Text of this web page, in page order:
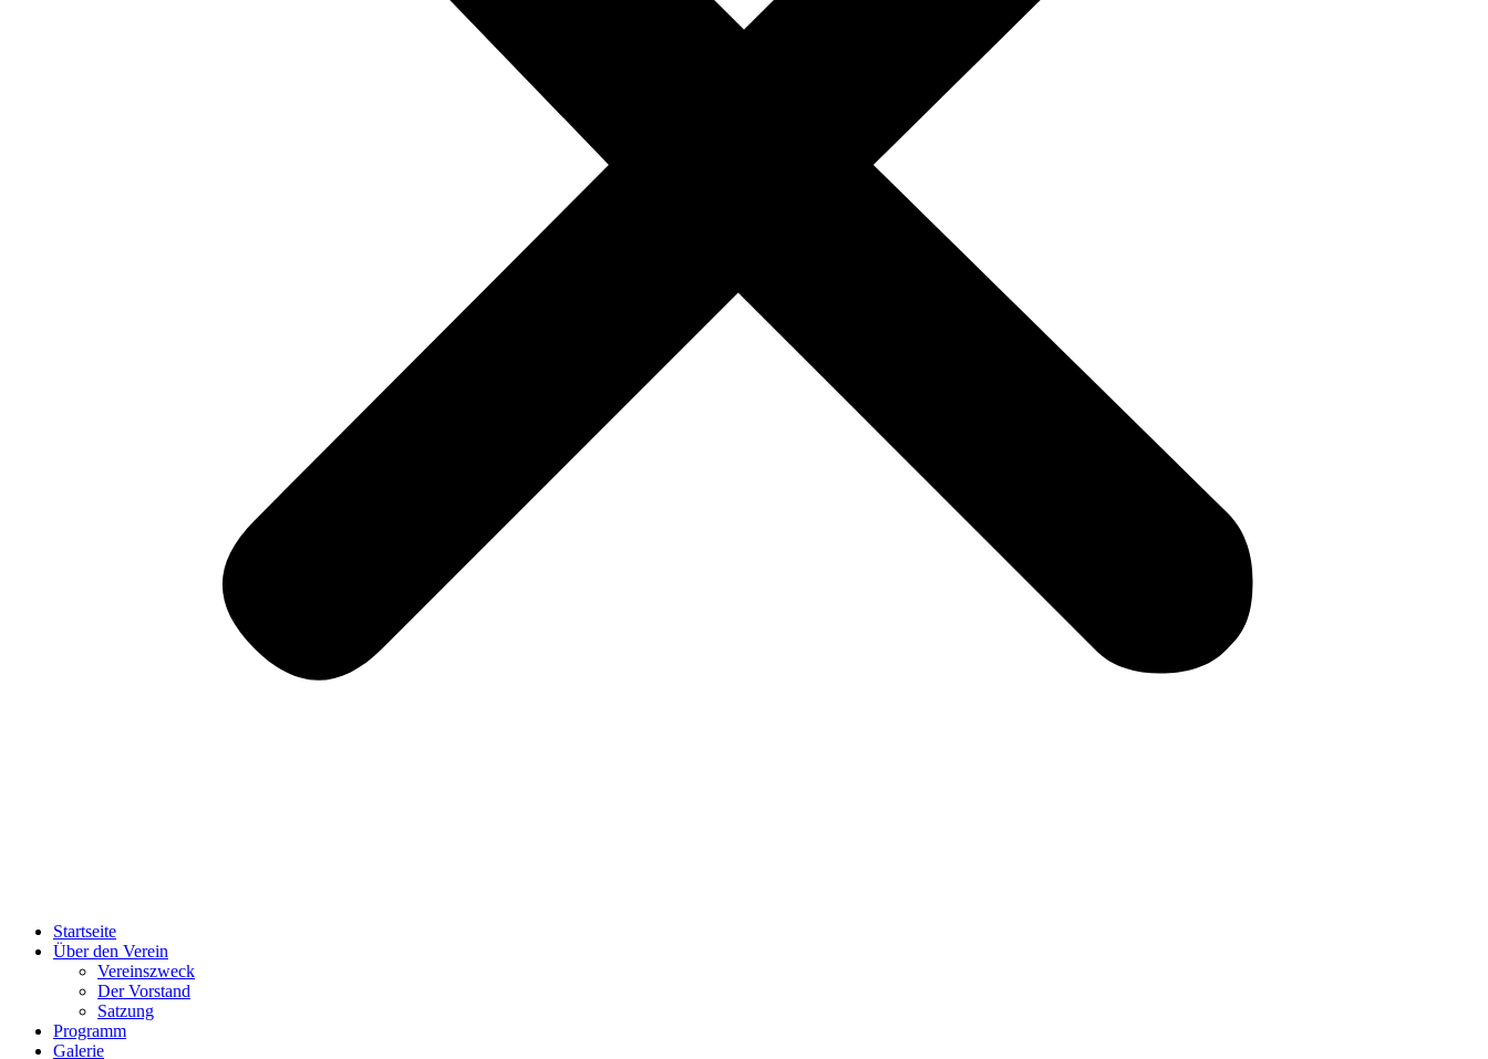
Startseite
Über den Verein
Vereinszweck
Der Vorstand
Satzung
Programm
Galerie